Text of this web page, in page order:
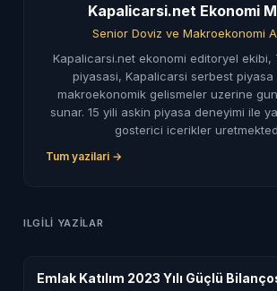
Kapalicarsi.net Ekonomi
Senior Doviz ve Makroekonomi
Kapalicarsi.net ekonomi editoryel ekibi,
piyasasi, Kapalicarsi serbest piyasa
makroekonomik gelismeler uzerine
sunar. 15 yili askin piyasa deneyimi ile
gosterici icerikler
Tum yazilari →
ILGILI YAZILAR
Emlak Katılım 2023 Yılı Güçlü